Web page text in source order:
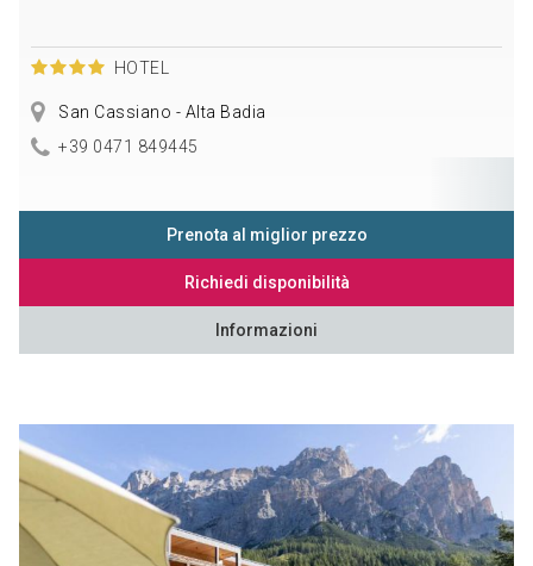
HOTEL
San Cassiano - Alta Badia
+39 0471 849445
Prenota al miglior prezzo
Richiedi disponibilità
Informazioni